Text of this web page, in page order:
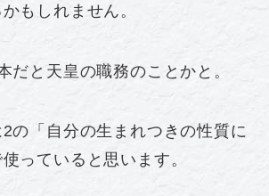
もしれません。
だと天皇の職務のことかと。
の「自分の生まれつきの性質に
っていると思います。